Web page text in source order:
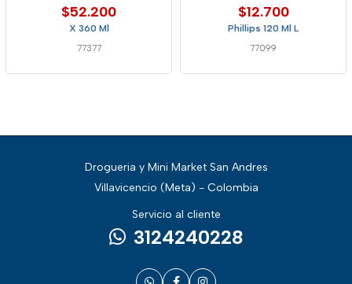
$52.200
X 360 Ml
77377
$12.700
Phillips 120 Ml L
77099
Drogueria y Mini Market San Andres
Villavicencio (Meta) - Colombia
Servicio al cliente
3124240228